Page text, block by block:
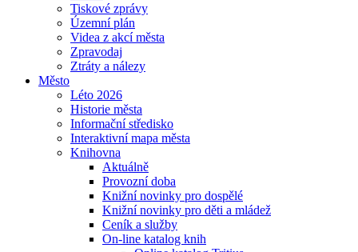
Tiskové zprávy
Územní plán
Videa z akcí města
Zpravodaj
Ztráty a nálezy
Město
Léto 2026
Historie města
Informační středisko
Interaktivní mapa města
Knihovna
Aktuálně
Provozní doba
Knižní novinky pro dospělé
Knižní novinky pro děti a mládež
Ceník a služby
On-line katalog knih